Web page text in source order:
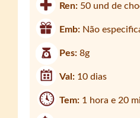
Ren: 50 und de
Emb: Não
Pes:8g
Val: 10 dias
Tem: 1 hora e 20